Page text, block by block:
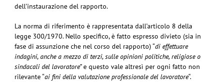
dell’instaurazione del rapporto.
La norma di riferimento è rappresentata dall’articolo 8 della
legge 300/1970. Nello specifico, è fatto espresso divieto (sia in
fase di assunzione che nel corso del rapporto) “di effettuare
indagini, anche a mezzo di terzi, sulle opinioni politiche, religiose o
sindacali del lavoratore”e questo vale altresì per ogni fatto non
rilevante “ai fini della valutazione professionale del lavoratore“.